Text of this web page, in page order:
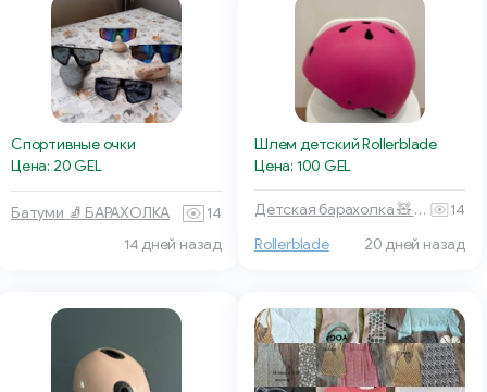
Спортивные очки
Цена: 20 GEL
Батуми 🧦 БАРАХОЛКА
14
14 дней назад
Шлем детский Rollerblade
Цена: 100 GEL
Детская барахолка 🧸 Тбилиси
14
Rollerblade
20 дней назад